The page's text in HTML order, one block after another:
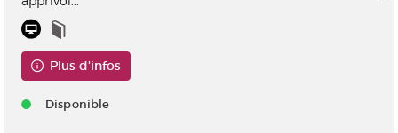
Plus d'infos
Disponible